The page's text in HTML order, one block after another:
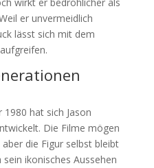
er unvermeidlich
lässt sich mit dem
1980 hat sich Jason
Die Filme mögen
die Figur selbst bleibt
ikonisches Aussehen